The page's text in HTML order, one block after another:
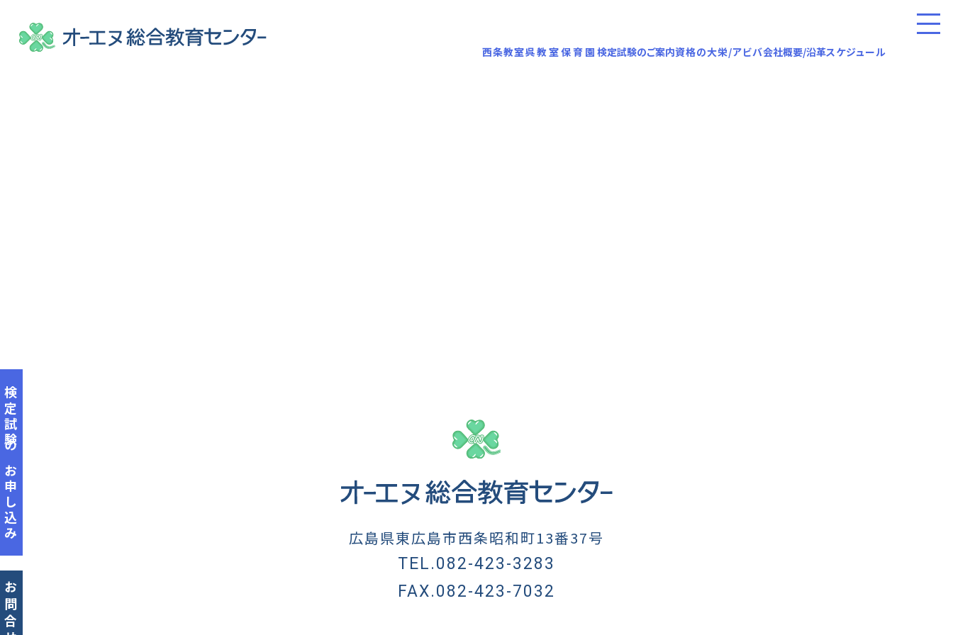
西条教室呉教室保育園 検定試験のご案内資格の大栄/アビバ会社概要/沿革スケジュール
検定試験のお申し込み
お問合せ
広島県東広島市西条昭和町13番37号
TEL.082-423-3283
FAX.082-423-7032